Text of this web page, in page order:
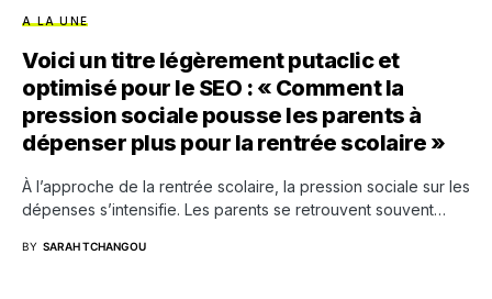
A LA UNE
Voici un titre légèrement putaclic et
optimisé pour le SEO : « Comment la
pression sociale pousse les parents à
dépenser plus pour la rentrée scolaire »
À l’approche de la rentrée scolaire, la pression sociale sur les
dépenses s’intensifie. Les parents se retrouvent souvent…
BY SARAH TCHANGOU